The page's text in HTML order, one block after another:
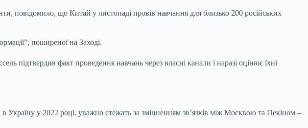
повідомило, що Китай у листопаді провів навчання для близько 200 російських
поширеної на Заході.
підтвердив факт проведення навчань через власні канали і наразі оцінює їхні
Україну у 2022 році, уважно стежать за зміцненням зв’язків між Москвою та Пекіном –